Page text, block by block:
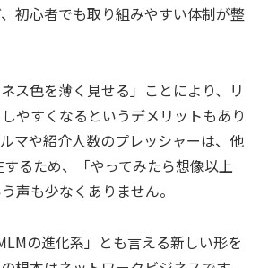
初心者でも取り組みやすい体制が整
ス色を薄く見せる」ことにより、リ
やすくなるというデメリットもあり
マや紹介人数のプレッシャーは、他
るため、「やってみたら想像以上
声も少なくありません。
の進化系」とも言える新しい形を